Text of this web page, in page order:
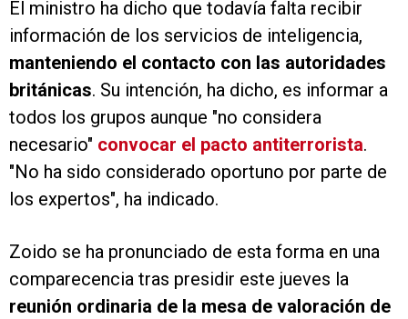
El ministro ha dicho que todavía falta recibir
información de los servicios de inteligencia,
manteniendo el contacto con las autoridades
británicas. Su intención, ha dicho, es informar a
todos los grupos aunque "no considera
necesario" convocar el pacto antiterrorista.
"No ha sido considerado oportuno por parte de
los expertos", ha indicado.
Zoido se ha pronunciado de esta forma en una
comparecencia tras presidir este jueves la
reunión ordinaria de la mesa de valoración de